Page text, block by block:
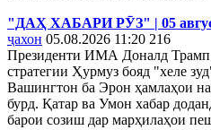
"ДАҲ ХАБАРИ РӮЗ" | 05
ҷахон 05.08.2026 11:20 216
Президенти ИМА Доналд Трамп
стратегии Ҳурмуз бояд "хеле
Вашингтон ба Эрон ҳамлаҳои
бурд. Қатар ва Умон хабар
барои созиш дар марҳилаҳои